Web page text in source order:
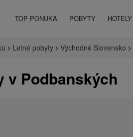
TOP PONUKA POBYTY HOTELY
Letné pobyty Východné Slovensko
v Podbanských